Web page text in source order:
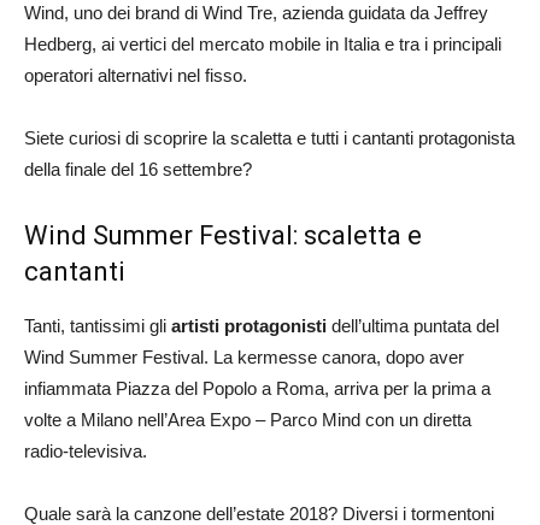
Wind, uno dei brand di Wind Tre, azienda guidata da Jeffrey
Hedberg, ai vertici del mercato mobile in Italia e tra i principali
operatori alternativi nel fisso.
Siete curiosi di scoprire la scaletta e tutti i cantanti protagonista
della finale del 16 settembre?
Wind Summer Festival: scaletta e
cantanti
Tanti, tantissimi gli artisti protagonisti dell’ultima puntata del
Wind Summer Festival. La kermesse canora, dopo aver
infiammata Piazza del Popolo a Roma, arriva per la prima a
volte a Milano nell’Area Expo – Parco Mind con un diretta
radio-televisiva.
Quale sarà la canzone dell’estate 2018? Diversi i tormentoni